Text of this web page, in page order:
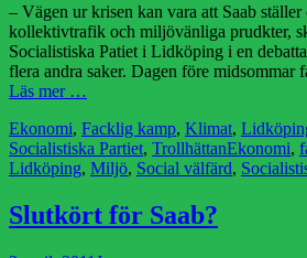
– Vägen ur krisen kan vara att Saab
kollektivtrafik och miljövänliga prudkter,
Socialistiska Patiet i Lidköping i en
flera andra saker. Dagen före midsommar
Läs mer …
Kategorier
Ekonomi, Facklig kamp, Klimat,
Socialistiska Partiet, TrollhättanEtiketter
Ekonomi,
Lidköping, Miljö, Social välfärd,
Slutkört för Saab?